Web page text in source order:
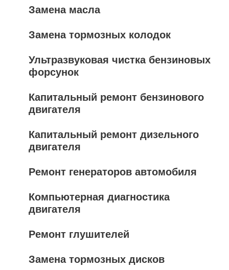
Замена масла
Замена тормозных колодок
Ультразвуковая чистка бензиновых
форсунок
Капитальный ремонт бензинового
двигателя
Капитальный ремонт дизельного
двигателя
Ремонт генераторов автомобиля
Компьютерная диагностика
двигателя
Ремонт глушителей
Замена тормозных дисков